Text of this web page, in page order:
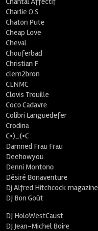
Charlie O.S
Chaton Pute
Cheap Love
Cheval
Chouferbad
Christian F
clem2bron
CLNMC
Clovis Trouille
Coco Cadavre
Colibri Languedefer
Crodina
C•)_(•C
Damned Frau Frau
Deehowyou
Denni Montono
Désiré Bonaventure
Dj Alfred Hitchcock magazine
DJ Bon Goût
DJ HoloWestCaust
DJ Jean-Michel Boire